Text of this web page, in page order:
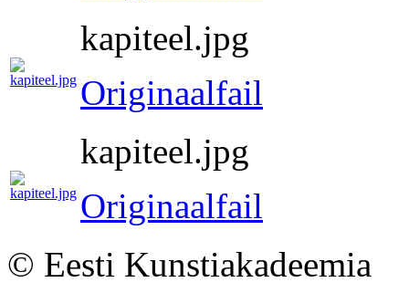
kapiteel.jpg
Originaalfail
kapiteel.jpg
Originaalfail
© Eesti Kunstiakadeemia